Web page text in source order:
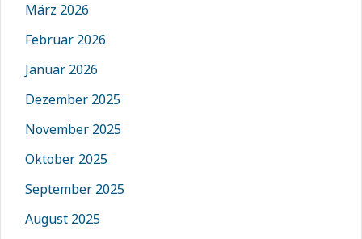
März 2026
Februar 2026
Januar 2026
Dezember 2025
November 2025
Oktober 2025
September 2025
August 2025